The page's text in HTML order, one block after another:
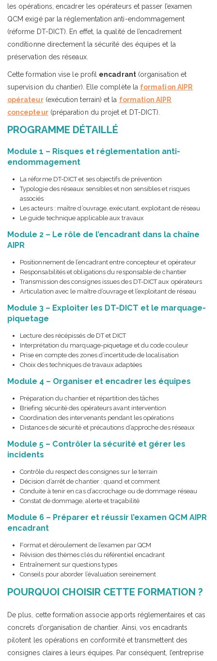
les opérations, encadrer les opérateurs et passer l’examen
QCM exigé par la réglementation anti-endommagement
(réforme DT-DICT). En effet, la qualité de l’encadrement
conditionne directement la sécurité des équipes et la
préservation des réseaux.
Cette formation vise le profil encadrant(organisation et
supervision du chantier). Elle complète la formation AIPR
opérateur(exécution terrain) et la formation AIPR
concepteur(préparation du projet et DT-DICT).
PROGRAMME DÉTAILLÉ
Module 1 – Risques et réglementation anti-
endommagement
La réforme DT-DICT et ses objectifs de prévention
Typologie des réseaux sensibles et non sensibles et risques
associés
Les acteurs : maître d’ouvrage, exécutant, exploitant de réseau
Le guide technique applicable aux travaux
Module 2 – Le rôle de l’encadrant dans la chaîne
AIPR
Positionnement de l’encadrant entre concepteur et opérateur
Responsabilités et obligations du responsable de chantier
Transmission des consignes issues des DT-DICT aux opérateurs
Articulation avec le maître d’ouvrage et l’exploitant de réseau
Module 3 – Exploiter les DT-DICT et le marquage-
piquetage
Lecture des récépissés de DT et DICT
Interprétation du marquage-piquetage et du code couleur
Prise en compte des zones d’incertitude de localisation
Choix des techniques de travaux adaptées
Module 4 – Organiser et encadrer les équipes
Préparation du chantier et répartition des tâches
Briefing sécurité des opérateurs avant intervention
Coordination des intervenants pendant les opérations
Distances de sécurité et précautions d’approche des réseaux
Module 5 – Contrôler la sécurité et gérer les
incidents
Contrôle du respect des consignes sur le terrain
Décision d’arrêt de chantier : quand et comment
Conduite à tenir en cas d’accrochage ou de dommage réseau
Constat de dommage, alerte et traçabilité
Module 6 – Préparer et réussir l’examen QCM AIPR
encadrant
Format et déroulement de l’examen par QCM
Révision des thèmes clés du référentiel encadrant
Entraînement sur questions types
Conseils pour aborder l’évaluation sereinement
POURQUOI CHOISIR CETTE FORMATION ?
De plus, cette formation associe apports réglementaires et cas
concrets d’organisation de chantier. Ainsi, vos encadrants
pilotent les opérations en conformité et transmettent des
consignes claires à leurs équipes. Par conséquent, l’entreprise